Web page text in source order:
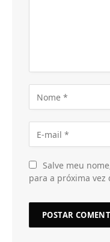
Salve meu
para a próxima vez